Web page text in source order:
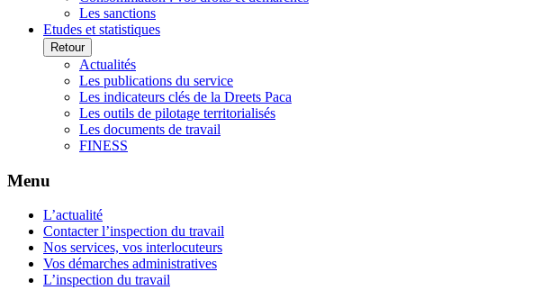
Les sanctions
Etudes et statistiques
Retour
Actualités
Les publications du service
Les indicateurs clés de la Dreets Paca
Les outils de pilotage territorialisés
Les documents de travail
FINESS
Menu
L’actualité
Contacter l’inspection du travail
Nos services, vos interlocuteurs
Vos démarches administratives
L’inspection du travail